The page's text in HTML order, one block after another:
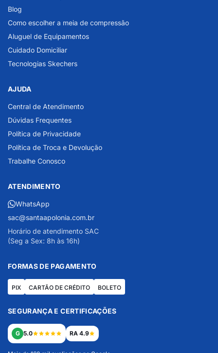
Blog
Como escolher a meia de compressão
Aluguel de Equipamentos
Cuidado Domiciliar
Tecnologias Skechers
AJUDA
Central de Atendimento
Dúvidas Frequentes
Política de Privacidade
Política de Troca e Devolução
Trabalhe Conosco
ATENDIMENTO
WhatsApp
sac@santaapolonia.com.br
Horário de atendimento SAC
(Seg a Sex: 8h às 16h)
FORMAS DE PAGAMENTO
PIX CARTÃO DE CRÉDITO BOLETO
SEGURANÇA E CERTIFICAÇÕES
G 5.0 RA 4.9